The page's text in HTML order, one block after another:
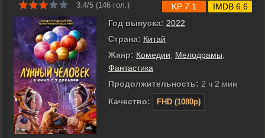
3.4/5 (146 гол.)
Год выпуска: 2022
Страна: Китай
Жанр: Комедии, Мелодрамы,
Фантастика
Продолжительность: 2 ч 2 мин
Качество:
FHD (1080p)
KP 7.1 IMDB 6.6